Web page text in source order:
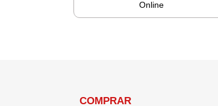
Online
COMPRAR